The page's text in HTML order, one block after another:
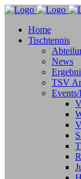
Home
Tischtennis
News
TSV